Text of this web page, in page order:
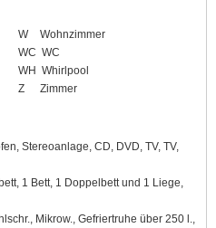
W
Wohnzimmer
WC WC
WH Whirlpool
Z
Zimmer
Stereoanlage, CD, DVD, TV, TV,
1 Bett, 1 Doppelbett und 1 Liege,
Mikrow., Gefriertruhe über 250 l.,